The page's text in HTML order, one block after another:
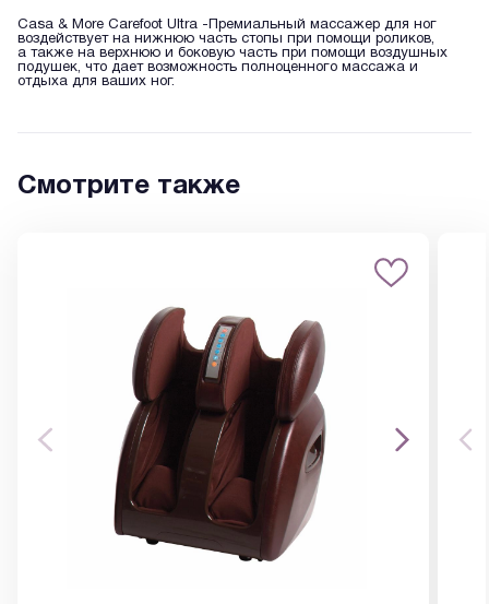
Casa & More Carefoot Ultra -Премиальный массажер для ног
воздействует на нижнюю часть стопы при помощи роликов,
а также на верхнюю и боковую часть при помощи воздушных
подушек, что дает возможность полноценного массажа и
отдыха для ваших ног.
Смотрите также